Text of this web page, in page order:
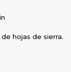
hojas de sierra.